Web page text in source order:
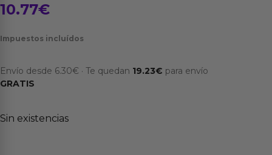
10.77€
Impuestos incluídos
Envío desde 6.30€ · Te quedan 19.23€ para envío
GRATIS
Sin existencias